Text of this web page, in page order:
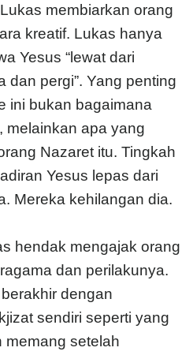
membiarkan orang
kreatif. Lukas hanya
Yesus “lewat dari
dan pergi”. Yang penting
ini bukan bagaimana
melainkan apa yang
Nazaret itu. Tingkah
Yesus lepas dari
Mereka kehilangan dia.
hendak mengajak orang
dan perilakunya.
dengan
sendiri seperti yang
memang setelah